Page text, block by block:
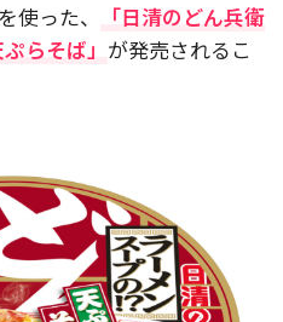
使った、
「日清のどん兵衛
らそば」 が発売されるこ